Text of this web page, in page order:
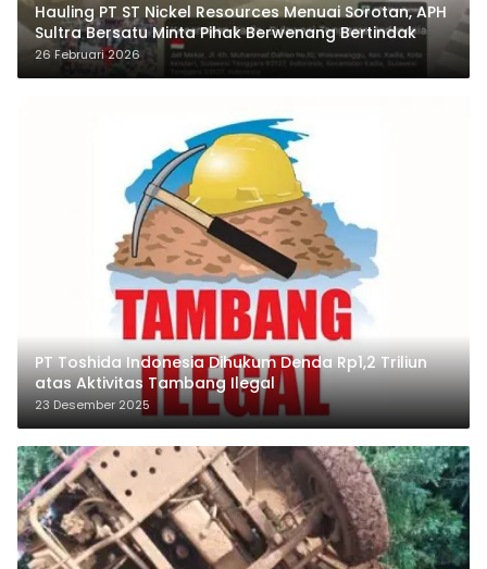
Hauling PT ST Nickel Resources Menuai Sorotan, APH
Sultra Bersatu Minta Pihak Berwenang Bertindak
26 Februari 2026
PT Toshida Indonesia Dihukum Denda Rp1,2 Triliun
atas Aktivitas Tambang Ilegal
23 Desember 2025